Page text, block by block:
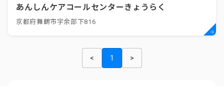
あんしんケアコールセンターきょうらく
京都府舞鶴市字余部下816
< 1 >